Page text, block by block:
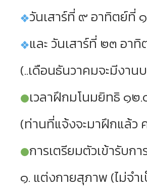
วันเสาร์ที่ ๙ อาทิตย์ที่
และ วันเสาร์ที่ ๒๓ อา
(..เดือนธันวาคมจะมีงาน
เวลาฝึกมโนมยิทธิ ๑๒
(ท่านที่แจ้งจะมาฝึกแล้ว
การเตรียมตัวเข้ารับก
๑. แต่งกายสุภาพ (ไม่จำ